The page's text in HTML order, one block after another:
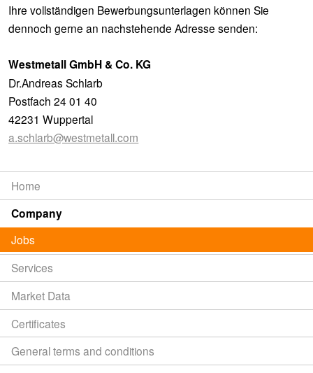
Ihre vollständigen Bewerbungsunterlagen können Sie
dennoch gerne an nachstehende Adresse senden:
Westmetall GmbH & Co. KG
Dr.Andreas Schlarb
Postfach 24 01 40
42231 Wuppertal
a.schlarb@westmetall.com
Home
Company
Jobs
Services
Market Data
Certificates
General terms and conditions